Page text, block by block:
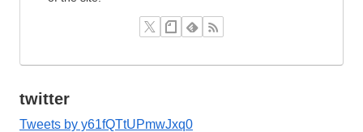
twitter
Tweets by y61fQTtUPmwJxq0